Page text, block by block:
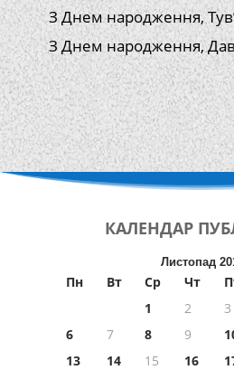
З Днем народження,
З Днем народження,
КАЛЕНДАР
Листопад
Пн Вт Ср Чт
1
2 3
6
7 8 9
13
14 15 16